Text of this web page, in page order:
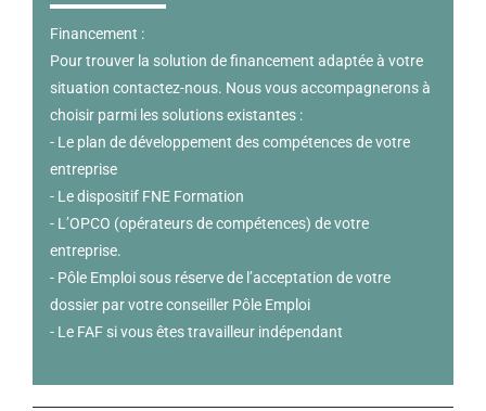
Financement :
Pour trouver la solution de financement adaptée à votre
situation contactez-nous. Nous vous accompagnerons à
choisir parmi les solutions existantes :
- Le plan de développement des compétences de votre
entreprise
- Le dispositif FNE Formation
- L’OPCO (opérateurs de compétences) de votre
entreprise.
- Pôle Emploi sous réserve de l’acceptation de votre
dossier par votre conseiller Pôle Emploi
- Le FAF si vous êtes travailleur indépendant